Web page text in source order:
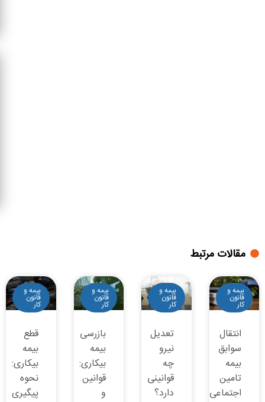
مقالات مرتبط
بیمه و
قانون
کار
انتقال
سوابق
بیمه
تامین
اجتماعی
بیمه و
قانون
کار
تعدیل
نیرو
چه
قوانینی
دارد؟
بیمه و
قانون
کار
بازرسی
بیمه
بیکاری:
قوانین
و
بیمه و
قانون
کار
قطع
بیمه
بیکاری:
نحوه
پیگیری